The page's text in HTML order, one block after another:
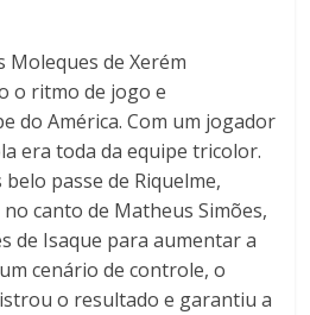
Moleques de Xerém
o ritmo de jogo e
do América. Com um jogador
era toda da equipe tricolor.
passe de Riquelme,
canto de Matheus Simões,
de Isaque para aumentar a
cenário de controle, o
o resultado e garantiu a